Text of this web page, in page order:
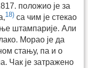
положио је за
18) са чим је стекао
штампарије. Али
Морао је да
стању, па и о
Чак је затражено